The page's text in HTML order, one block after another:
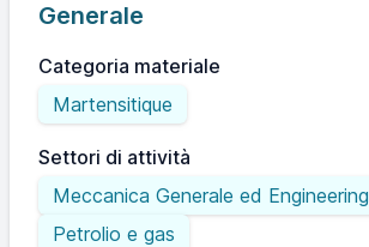
Generale
Categoria materiale
Martensitique
Settori di attività
Meccanica Generale ed Engineering
Petrolio e gas